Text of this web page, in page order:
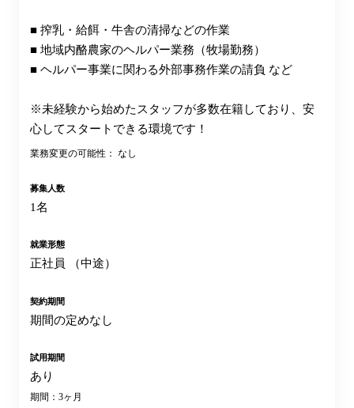
■ 搾乳・給餌・牛舎の清掃などの作業
■ 地域内酪農家のヘルパー業務（牧場勤務）
■ ヘルパー事業に関わる外部事務作業の請負 など
※未経験から始めたスタッフが多数在籍しており、安
心してスタートできる環境です！
業務変更の可能性： なし
募集人数
1名
就業形態
正社員 （中途）
契約期間
期間の定めなし
試用期間
あり
期間：3ヶ月